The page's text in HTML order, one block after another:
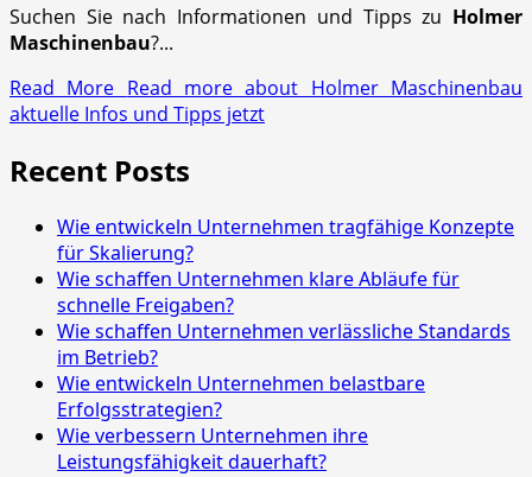
Suchen Sie nach Informationen und Tipps zu Holmer
Maschinenbau?...
Read More Read more about Holmer Maschinenbau
aktuelle Infos und Tipps jetzt
Recent Posts
Wie entwickeln Unternehmen tragfähige Konzepte
für Skalierung?
Wie schaffen Unternehmen klare Abläufe für
schnelle Freigaben?
Wie schaffen Unternehmen verlässliche Standards
im Betrieb?
Wie entwickeln Unternehmen belastbare
Erfolgsstrategien?
Wie verbessern Unternehmen ihre
Leistungsfähigkeit dauerhaft?